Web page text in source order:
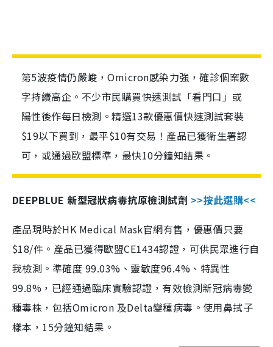
第5波疫情仍嚴峻，Omicron感染力強，確診個案數
字持續高企。不少市民購買快速測試「看門口」或
陽性後作每日檢測。精選13款優惠價快速測試套裝
$19以下買到，最平$10有交易！產品已獲衛生署認
可，或通過歐盟標準，最快10分鐘知結果。
DEEPBLUE 新型冠狀病毒抗原檢測試劑 >>按此選購<<
產品現時於HK Medical Mask官網有售，優惠價只要
$18/件。產品已獲得歐盟CE1434認證，可供民眾進行自
我檢測。準確度 99.03%、靈敏度96.4%、特異性
99.8%，已經通過臨床實驗認證，有效檢測新冠病毒變
種毒株，包括Omicron 及Delta變種病毒。使用鼻拭子
樣本，15分鐘知結果。